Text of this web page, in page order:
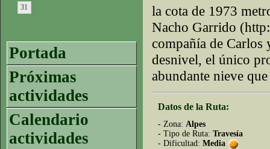
31
Portada
Próximas
actividades
Calendario
actividades
la cota de 1973
Nacho Garrido
compañía de Carlos
desnivel, el único
abundante nieve
Datos de la Ruta:
- Zona: Alpes
- Tipo de Ruta: Travesía
- Dificultad: Media